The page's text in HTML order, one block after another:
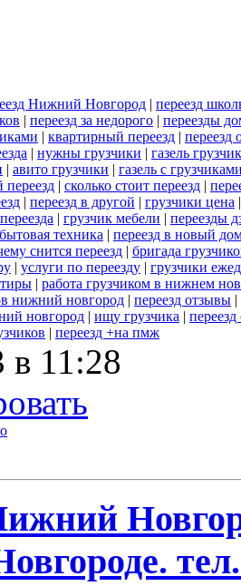
Нижний Новгород | переезд
| переезд за недорого | переезды
| квартирный переезд | переезд
| нужны грузчики | газель
| авито грузчики | газель с
| сколько стоит переезд |
| переезд в другой | грузчики цена
| грузчик мебели | переезды
техника | переезд в новый
снится переезд | бригада
| услуги по переезду | грузчики
| работа грузчиком в нижнем
нижний новгород | переезд отзывы |
новгород | ищу грузчика | переезд
| переезд +на пмж
в 11:28